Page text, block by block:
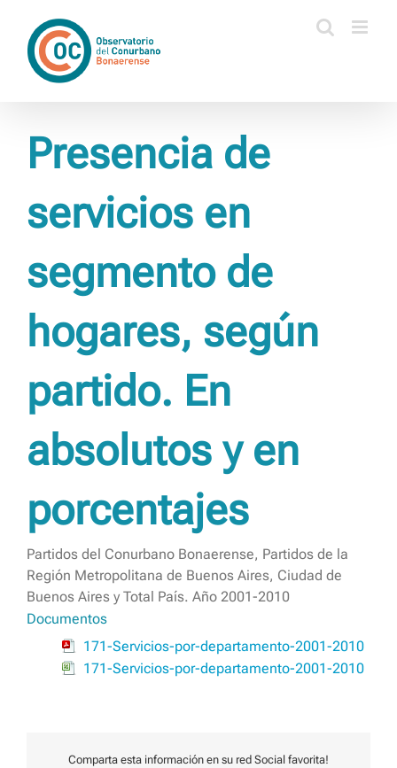
contenido
Presencia de
servicios en
segmento de
hogares, según
partido. En
absolutos y en
porcentajes
Partidos del Conurbano Bonaerense, Partidos de la
Región Metropolitana de Buenos Aires, Ciudad de
Buenos Aires y Total País. Año 2001-2010
Documentos
171-Servicios-por-departamento-2001-2010
171-Servicios-por-departamento-2001-2010
Comparta esta información en su red Social favorita!